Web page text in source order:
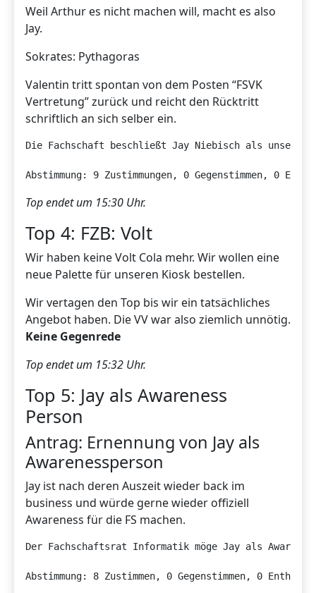
Weil Arthur es nicht machen will, macht es also
Jay.
Sokrates: Pythagoras
Valentin tritt spontan von dem Posten “FSVK
Vertretung” zurück und reicht den Rücktritt
schriftlich an sich selber ein.
Die Fachschaft beschließt Jay Niebisch als unsere
Abstimmung: 9 Zustimmungen, 0 Gegenstimmen, 0
Top endet um 15:30 Uhr.
Top 4: FZB: Volt
Wir haben keine Volt Cola mehr. Wir wollen eine
neue Palette für unseren Kiosk bestellen.
Wir vertagen den Top bis wir ein tatsächliches
Angebot haben. Die VV war also ziemlich unnötig.
Keine Gegenrede
Top endet um 15:32 Uhr.
Top 5: Jay als Awareness
Person
Antrag: Ernennung von Jay als
Awarenessperson
Jay ist nach deren Auszeit wieder back im
business und würde gerne wieder offiziell
Awareness für die FS machen.
Der Fachschaftsrat Informatik möge Jay als
Abstimmung: 8 Zustimmen, 0 Gegenstimmen, 0